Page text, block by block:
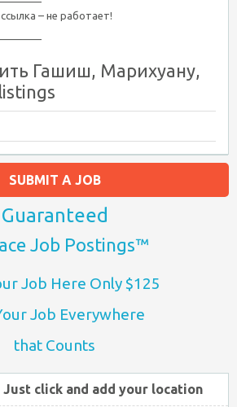
– не работает!
Гашиш, Марихуану,
SUBMIT A JOB
Guaranteed
Job Postings™
Job Here Only $125
Job Everywhere
that Counts
Just click and add your location